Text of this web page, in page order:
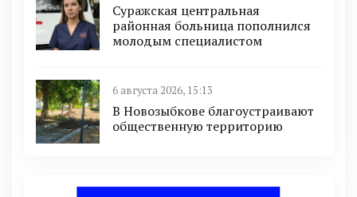
Суражская центральная
районная больница пополнился
молодым специалистом
6 августа 2026, 15:13
В Новозыбкове благоустраивают
общественную территорию